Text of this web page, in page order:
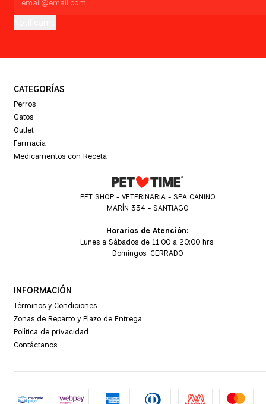
CATEGORÍAS
Perros
Gatos
Outlet
Farmacia
Medicamentos con Receta
PET SHOP - VETERINARIA - SPA CANINO
MARÍN 334 - SANTIAGO
Horarios de Atención:
Lunes a Sábados de 11:00 a 20:00 hrs.
Domingos: CERRADO
INFORMACIÓN
Términos y Condiciones
Zonas de Reparto y Plazo de Entrega
Política de privacidad
Contáctanos